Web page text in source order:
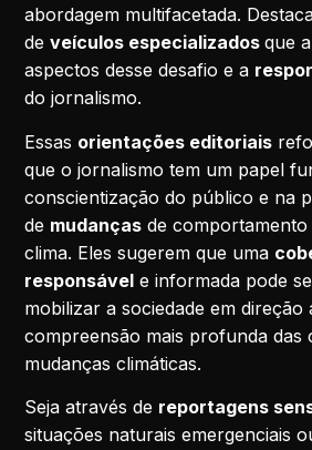
abordagem multifacetada.
deveículos especializadosque
aspectos desse desafio e a
do jornalismo.
Essas orientações editoriais
que o jornalismo tem um papel
conscientização do público e na
de mudanças de
clima. Eles sugerem que uma
responsável e informada pode
mobilizar a sociedade em direção
compreensão mais profunda das
mudanças climáticas.
Seja através de reportagens
situações naturais emergenciais